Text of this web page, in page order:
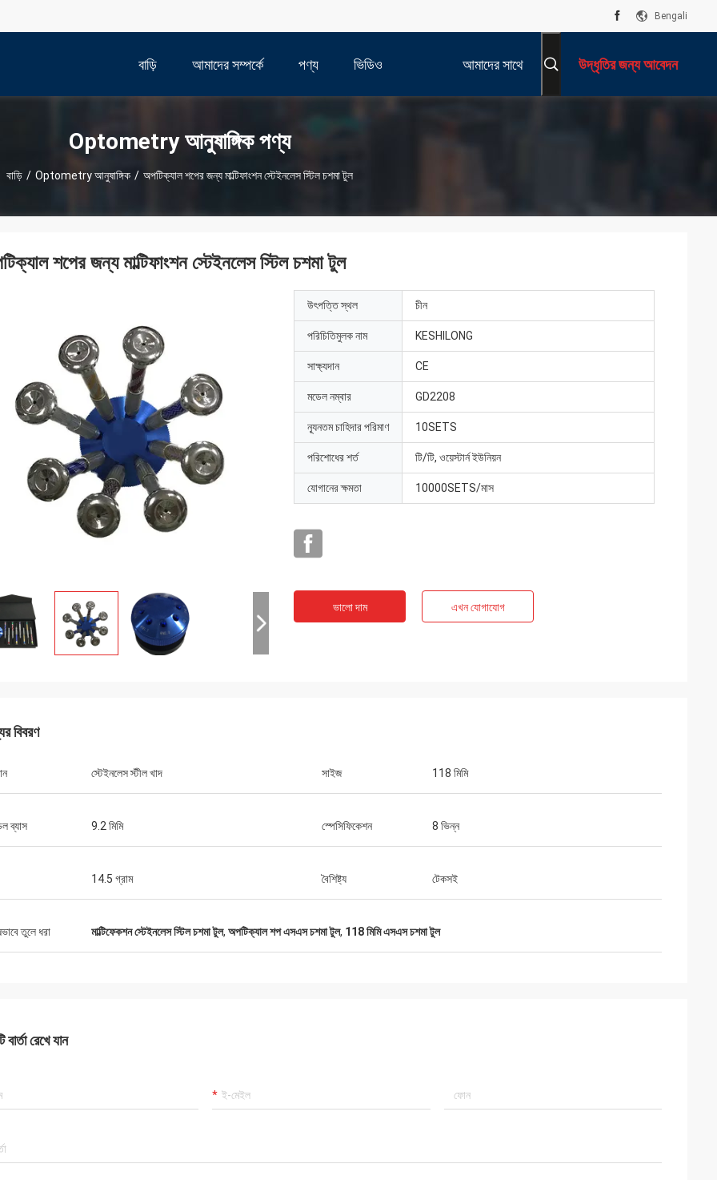
Bengali
বাড়ি আমাদের সম্পর্কে পণ্য ভিডিও আমাদের সাথে উদ্ধৃতির জন্য আবেদন
Optometry আনুষাঙ্গিক পণ্য
বাড়ি / Optometry আনুষাঙ্গিক / অপটিক্যাল শপের জন্য মাল্টিফাংশন স্টেইনলেস স্টিল চশমা টুল
শপের জন্য মাল্টিফাংশন স্টেইনলেস স্টিল চশমা টুল
উৎপত্তি স্থল চীন
পরিচিতিমুলক নাম KESHILONG
সাক্ষ্যদান CE
মডেল নম্বার GD2208
ন্যূনতম চাহিদার পরিমাণ 10SETS
পরিশোধের শর্ত টি/টি, ওয়েস্টার্ন ইউনিয়ন
যোগানের ক্ষমতা 10000SETS/মাস
ভালো দাম এখন যোগাযোগ
বিবরণ
স্টেইনলেস স্টীল খাদ সাইজ 118 মিমি
ব্যাস 9.2 মিমি স্পেসিফিকেশন 8 ভিন্ন
14.5 গ্রাম বৈশিষ্ট্য টেকসই
তুলে ধরা মাল্টিফেকশন স্টেইনলেস স্টিল চশমা টুল, অপটিক্যাল শপ এসএস চশমা টুল, 118 মিমি এসএস চশমা টুল
বার্তা রেখে যান